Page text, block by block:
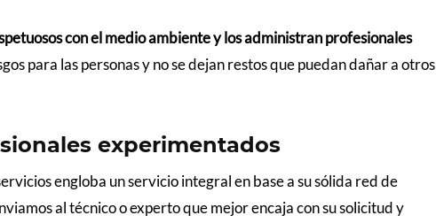
con el medio ambiente y los administran profesionales
para las personas y no se dejan restos que puedan dañar a otros
experimentados
engloba un servicio integral en base a su sólida red de
al técnico o experto que mejor encaja con su solicitud y